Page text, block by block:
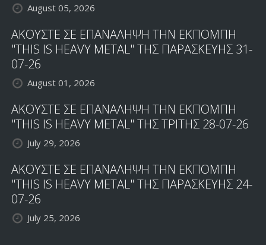
August 05, 2026
ΑΚΟΥΣΤΕ ΣΕ ΕΠΑΝΑΛΗΨΗ ΤΗΝ ΕΚΠΟΜΠΗ
"THIS IS HEAVY METAL" ΤΗΣ ΠΑΡΑΣΚΕΥΗΣ 31-
07-26
August 01, 2026
ΑΚΟΥΣΤΕ ΣΕ ΕΠΑΝΑΛΗΨΗ ΤΗΝ ΕΚΠΟΜΠΗ
"THIS IS HEAVY METAL" ΤΗΣ ΤΡΙΤΗΣ 28-07-26
July 29, 2026
ΑΚΟΥΣΤΕ ΣΕ ΕΠΑΝΑΛΗΨΗ ΤΗΝ ΕΚΠΟΜΠΗ
"THIS IS HEAVY METAL" ΤΗΣ ΠΑΡΑΣΚΕΥΗΣ 24-
07-26
July 25, 2026